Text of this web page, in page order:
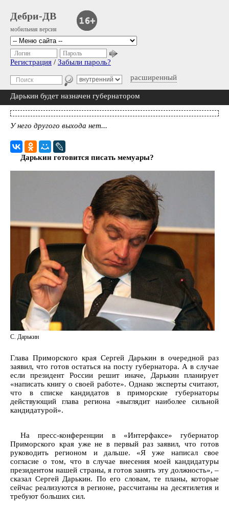
Дебри-ДВ
мобильная версия
расширенный
Логин Пароль
Регистрация / Забыли пароль?
Дарькин будет назначен губернатором
У него другого выхода нет...
Дарькин готовится писать мемуары?
С. Дарькин
Глава Приморского края Сергей Дарькин в очередной раз
заявил, что готов остаться на посту губернатора. А в случае
если президент России решит иначе, Дарькин планирует
«написать книгу о своей работе». Однако эксперты считают,
что в списке кандидатов в приморские губернаторы
действующий глава региона «выглядит наиболее сильной
кандидатурой».
На пресс-конференции в «Интерфаксе» губернатор
Приморского края уже не в первый раз заявил, что готов
руководить регионом и дальше. «Я уже написал свое
согласие о том, что в случае внесения моей кандидатуры
президентом нашей страны, я готов занять эту должность», –
сказал Сергей Дарькин. По его словам, те планы, которые
сейчас реализуются в регионе, рассчитаны на десятилетия и
требуют больших сил.